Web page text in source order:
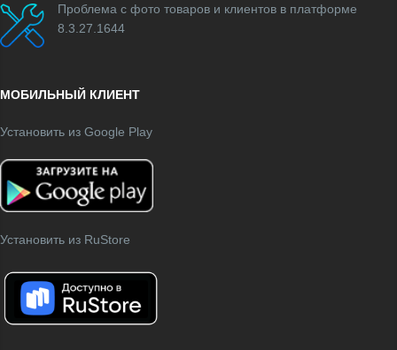
Проблема с фото товаров и клиентов в платформе
8.3.27.1644
МОБИЛЬНЫЙ КЛИЕНТ
Установить из Google Play
Установить из RuStore